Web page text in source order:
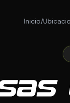
Inicio/